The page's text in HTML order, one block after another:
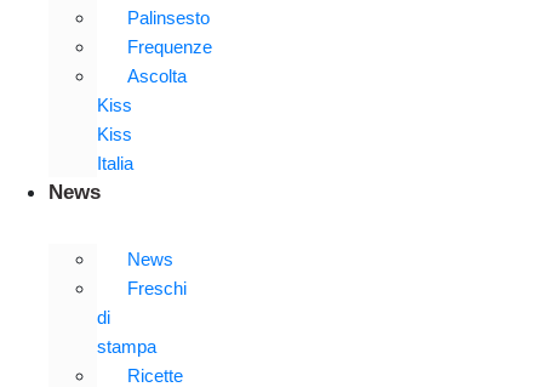
Palinsesto
Frequenze
Ascolta
Kiss
Kiss
Italia
News
News
Freschi
di
stampa
Ricette